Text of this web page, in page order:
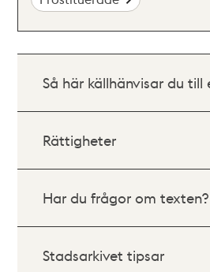
Så här källhänvisar du till
Rättigheter
Har du frågor om texten?
Stadsarkivet tipsar